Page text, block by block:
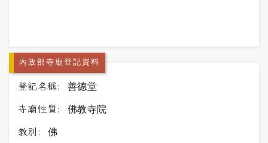
內政部寺廟登記資料
登記名稱: 善德堂
寺廟性質: 佛教寺院
教別: 佛